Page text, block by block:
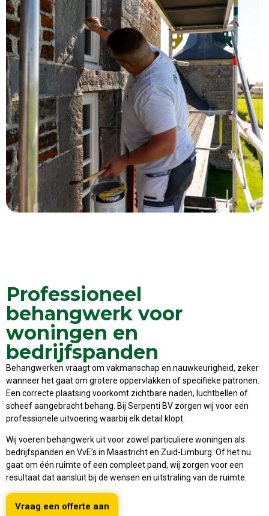
Professioneel
behangwerk voor
woningen en
bedrijfspanden
Behangwerken vraagt om vakmanschap en nauwkeurigheid, zeker
wanneer het gaat om grotere oppervlakken of specifieke patronen.
Een correcte plaatsing voorkomt zichtbare naden, luchtbellen of
scheef aangebracht behang. Bij Serpenti BV zorgen wij voor een
professionele uitvoering waarbij elk detail klopt.
Wij voeren behangwerk uit voor zowel particuliere woningen als
bedrijfspanden en VvE’s in Maastricht en Zuid-Limburg. Of het nu
gaat om één ruimte of een compleet pand, wij zorgen voor een
resultaat dat aansluit bij de wensen en uitstraling van de ruimte.
Vraag een offerte aan